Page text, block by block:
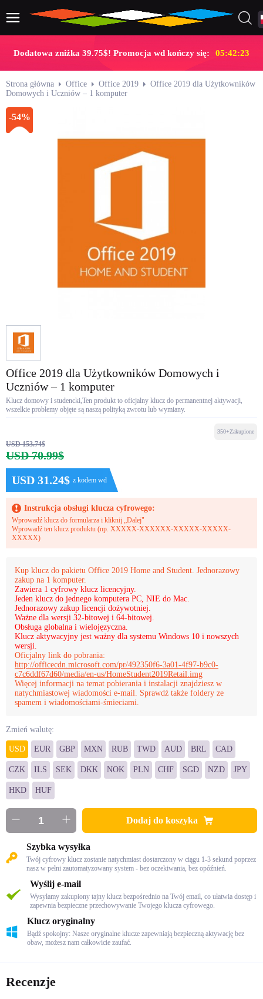
Dodatowa zniżka 39.75$! Promocja wd kończy się: 05:42:22
Strona główna Office Office 2019
Office 2019 dla Użytkowników
Domowych i Uczniów – 1 komputer
-54%
Office 2019 dla Użytkowników Domowych i
Uczniów – 1 komputer
Klucz domowy i studencki,Ten produkt to oficjalny klucz do permanentnej aktywacji,
wszelkie problemy objęte są naszą polityką zwrotu lub wymiany.
USD 153.74$
USD 70.99$
USD 31.24$ z kodem wd
350+Zakupione
Instrukcja obsługi klucza cyfrowego:
Wprowadź klucz do formularza i kliknij „Dalej"
Wprowadź ten klucz produktu (np. XXXXX-XXXXXX-XXXXX-XXXXX-
XXXXX)
Kup klucz do pakietu Office 2019 Home and Student. Jednorazowy
zakup na 1 komputer.
Zawiera 1 cyfrowy klucz licencyjny.
Jeden klucz do jednego komputera PC, NIE do Mac.
Jednorazowy zakup licencji dożywotniej.
Ważne dla wersji 32-bitowej i 64-bitowej.
Obsługa globalna i wielojęzyczna.
Klucz aktywacyjny jest ważny dla systemu Windows 10 i nowszych
wersji.
Oficjalny link do pobrania:
http://officecdn.microsoft.com/pr/492350f6-3a01-4f97-b9c0-
c7c6ddf67d60/media/en-us/HomeStudent2019Retail.img
Więcej informacji na temat pobierania i instalacji znajdziesz w
natychmiastowej wiadomości e-mail. Sprawdź także foldery ze
spamem i wiadomościami-śmieciami.
Zmień walutę:
USD EUR GBP MXN RUB TWD AUD BRL CAD
CZK ILS SEK DKK NOK PLN CHF SGD NZD JPY
HKD HUF
Dodaj do koszyka
Szybka wysyłka
Twój cyfrowy klucz zostanie natychmiast dostarczony w ciągu 1-3 sekund poprzez
nasz w pełni zautomatyzowany system - bez oczekiwania, bez opóźnień.
Wyślij e-mail
Wysyłamy zakupiony tajny klucz bezpośrednio na Twój email, co ułatwia dostęp i
zapewnia bezpieczne przechowywanie Twojego klucza cyfrowego.
Klucz oryginalny
Bądź spokojny: Nasze oryginalne klucze zapewniają bezpieczną aktywację bez
obaw, możesz nam całkowicie zaufać.
Recenzje